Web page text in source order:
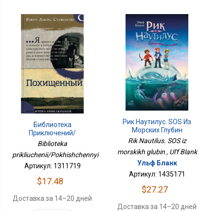
Библиотека
Приключений/
Похищенный
Biblioteka
prikliuchenii/Pokhishchennyi
Артикул: 1311719
$17.48
Доставка за 14–20 дней
Рик Наутилус. SOS Из
Морских Глубин
Rik Nautilus. SOS iz
morskikh glubin , Ul'f Blank
Ульф Бланк
Артикул: 1435171
$27.27
Доставка за 14–20 дней